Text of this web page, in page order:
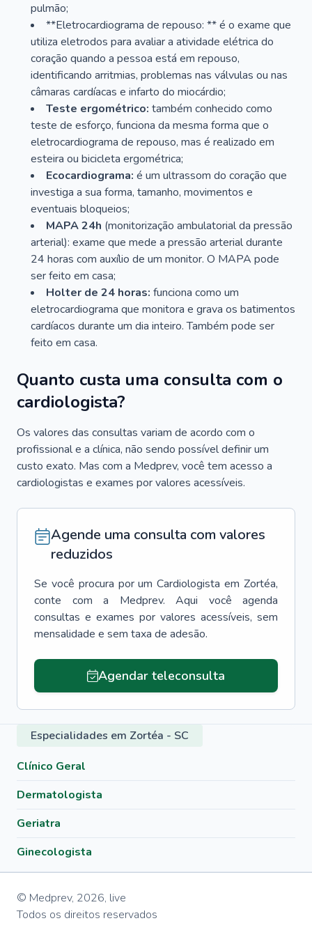
pulmão;
**Eletrocardiograma de repouso: ** é o exame que
utiliza eletrodos para avaliar a atividade elétrica do
coração quando a pessoa está em repouso,
identificando arritmias, problemas nas válvulas ou nas
câmaras cardíacas e infarto do miocárdio;
Teste ergométrico: também conhecido como
teste de esforço, funciona da mesma forma que o
eletrocardiograma de repouso, mas é realizado em
esteira ou bicicleta ergométrica;
Ecocardiograma: é um ultrassom do coração que
investiga a sua forma, tamanho, movimentos e
eventuais bloqueios;
MAPA 24h (monitorização ambulatorial da pressão
arterial): exame que mede a pressão arterial durante
24 horas com auxílio de um monitor. O MAPA pode
ser feito em casa;
Holter de 24 horas: funciona como um
eletrocardiograma que monitora e grava os batimentos
cardíacos durante um dia inteiro. Também pode ser
feito em casa.
Quanto custa uma consulta com o
cardiologista?
Os valores das consultas variam de acordo com o
profissional e a clínica, não sendo possível definir um
custo exato. Mas com a Medprev, você tem acesso a
cardiologistas e exames por valores acessíveis.
Agende uma consulta com valores
reduzidos
Se você procura por um Cardiologista em Zortéa,
conte com a Medprev. Aqui você agenda
consultas e exames por valores acessíveis, sem
mensalidade e sem taxa de adesão.
Agendar teleconsulta
Especialidades em Zortéa - SC
Clínico Geral
Dermatologista
Geriatra
Ginecologista
© Medprev, 2026, live
Todos os direitos reservados